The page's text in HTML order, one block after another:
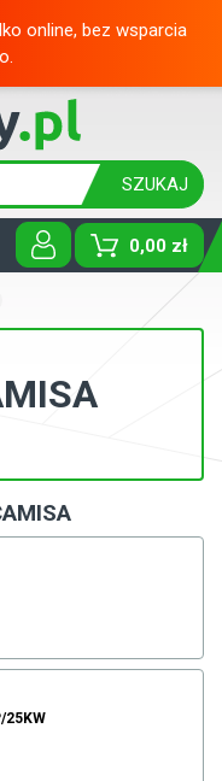
online, bez wsparcia
SZUKAJ
0,00 zł
25KW